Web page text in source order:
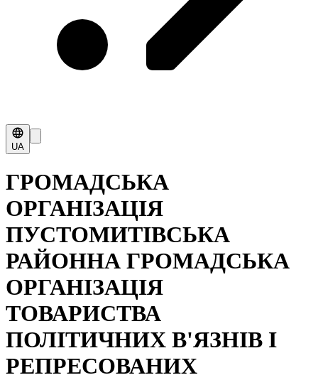
UA
ГРОМАДСЬКА
ОРГАНІЗАЦІЯ
ПУСТОМИТІВСЬКА
РАЙОННА ГРОМАДСЬКА
ОРГАНІЗАЦІЯ
ТОВАРИСТВА
ПОЛІТИЧНИХ В'ЯЗНІВ І
РЕПРЕСОВАНИХ